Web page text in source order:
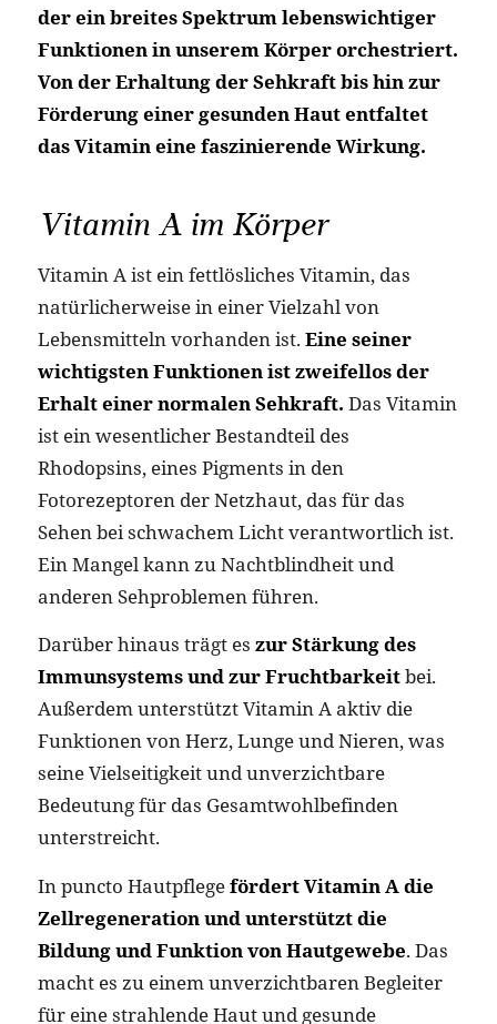
der ein breites Spektrum lebenswichtiger
Funktionen in unserem Körper orchestriert.
Von der Erhaltung der Sehkraft bis hin zur
Förderung einer gesunden Haut entfaltet
das Vitamin eine faszinierende Wirkung.
Vitamin A im Körper
Vitamin A ist ein fettlösliches Vitamin, das
natürlicherweise in einer Vielzahl von
Lebensmitteln vorhanden ist. Eine seiner
wichtigsten Funktionen ist zweifellos der
Erhalt einer normalen Sehkraft. Das Vitamin
ist ein wesentlicher Bestandteil des
Rhodopsins, eines Pigments in den
Fotorezeptoren der Netzhaut, das für das
Sehen bei schwachem Licht verantwortlich ist.
Ein Mangel kann zu Nachtblindheit und
anderen Sehproblemen führen.
Darüber hinaus trägt es zur Stärkung des
Immunsystems und zur Fruchtbarkeitbei.
Außerdem unterstützt Vitamin A aktiv die
Funktionen von Herz, Lunge und Nieren, was
seine Vielseitigkeit und unverzichtbare
Bedeutung für das Gesamtwohlbefinden
unterstreicht.
In puncto Hautpflegefördert Vitamin A die
Zellregeneration und unterstützt die
Bildung und Funktion von Hautgewebe. Das
macht es zu einem unverzichtbaren Begleiter
für eine strahlende Haut und gesunde